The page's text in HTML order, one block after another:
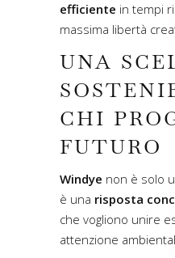
efficiente in tempi
massima libertà
UNA
CHI
FUTURO
Windye non è solo
è una risposta
che vogliono unire
attenzione